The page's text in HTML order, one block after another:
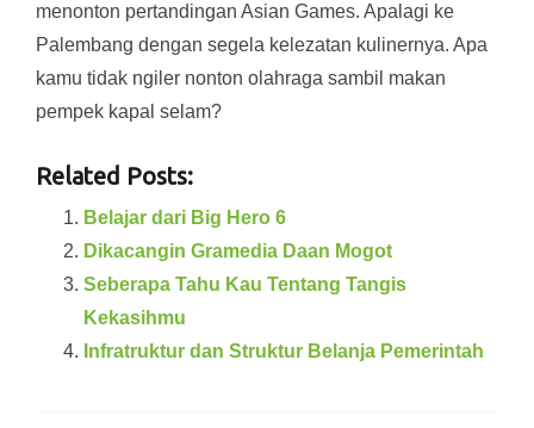
menonton pertandingan Asian Games. Apalagi ke
Palembang dengan segela kelezatan kulinernya. Apa
kamu tidak ngiler nonton olahraga sambil makan
pempek kapal selam?
Related Posts:
Belajar dari Big Hero 6
Dikacangin Gramedia Daan Mogot
Seberapa Tahu Kau Tentang Tangis
Kekasihmu
Infratruktur dan Struktur Belanja Pemerintah